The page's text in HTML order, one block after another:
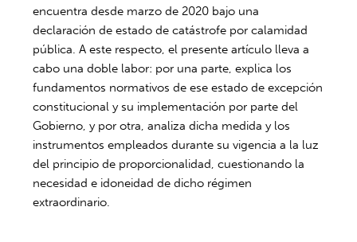
encuentra desde marzo de 2020 bajo una
declaración de estado de catástrofe por calamidad
pública. A este respecto, el presente artículo lleva a
cabo una doble labor: por una parte, explica los
fundamentos normativos de ese estado de excepción
constitucional y su implementación por parte del
Gobierno, y por otra, analiza dicha medida y los
instrumentos empleados durante su vigencia a la luz
del principio de proporcionalidad, cuestionando la
necesidad e idoneidad de dicho régimen
extraordinario.